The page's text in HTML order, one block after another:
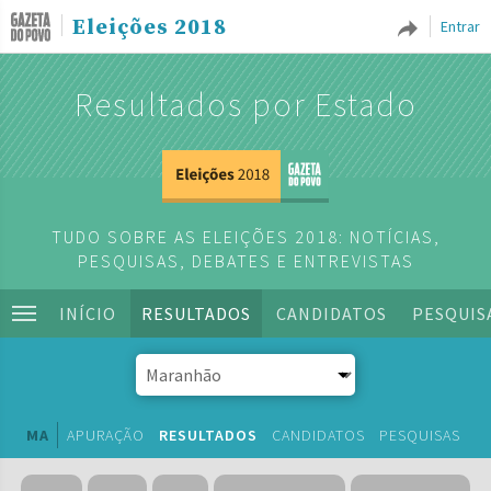
Entrar
Eleições 2018
Resultados por Estado
TUDO SOBRE AS ELEIÇÕES 2018: NOTÍCIAS,
PESQUISAS, DEBATES E ENTREVISTAS
INÍCIO RESULTADOS CANDIDATOS
MA APURAÇÃO RESULTADOS CANDIDATOS PESQUISAS